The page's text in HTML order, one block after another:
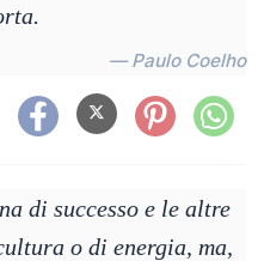
— Paulo Coelho
di successo e le altre
o di energia, ma,